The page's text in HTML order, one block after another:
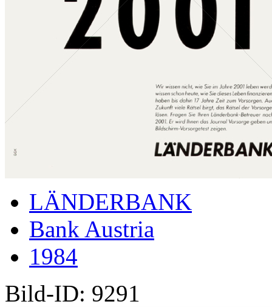
LÄNDERBANK
Bank Austria
1984
Bild-ID: 9291